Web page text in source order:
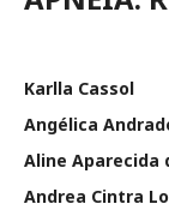
Karlla Cassol
Angélica
Aline Aparecida
Andrea Cintra